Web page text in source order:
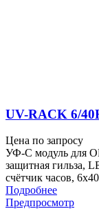
UV-RACK 6/
Цена по запросу
УФ-С модуль для
защитная гильза,
счётчик часов,
Подробнее
Предпросмотр